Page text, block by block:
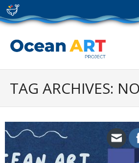
Skip
to
content
TAG ARCHIVES: